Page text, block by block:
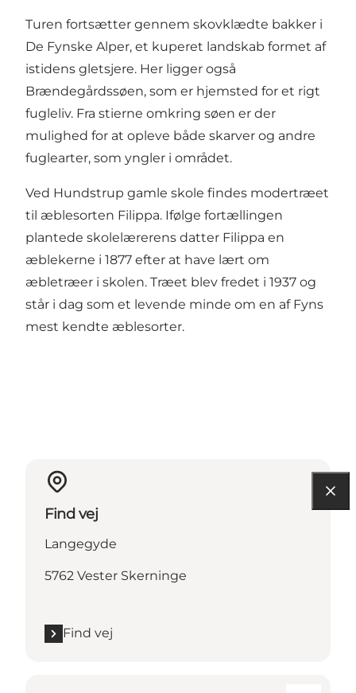
Turen fortsætter gennem skovklædte bakker i
De Fynske Alper, et kuperet landskab formet af
istidens gletsjere. Her ligger også
Brændegårdssøen, som er hjemsted for et rigt
fugleliv. Fra stierne omkring søen er der
mulighed for at opleve både skarver og andre
fuglearter, som yngler i området.
Ved Hundstrup gamle skole findes modertræet
til æblesorten Filippa. Ifølge fortællingen
plantede skolelærerens datter Filippa en
æblekerne i 1877 efter at have lært om
æbletræer i skolen. Træet blev fredet i 1937 og
står i dag som et levende minde om en af Fyns
mest kendte æblesorter.
Find vej
Langegyde
5762 Vester Skerninge
Find vej